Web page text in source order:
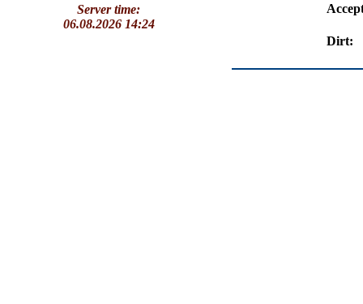
Server time:
06.08.2026 14:24
Dirt: